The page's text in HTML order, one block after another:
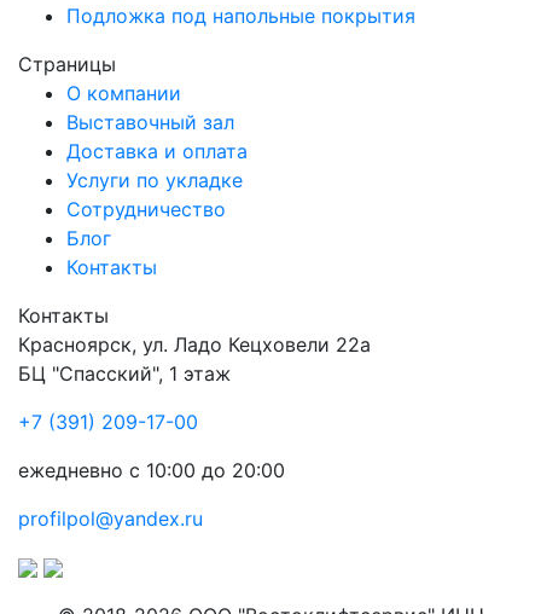
Подложка под напольные покрытия
Страницы
О компании
Выставочный зал
Доставка и оплата
Услуги по укладке
Сотрудничество
Блог
Контакты
Контакты
Красноярск, ул. Ладо Кецховели 22а
БЦ "Спасский", 1 этаж
+7 (391) 209-17-00
ежедневно с 10:00 до 20:00
profilpol@yandex.ru